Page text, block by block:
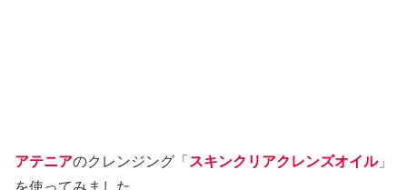
アテニアのクレンジング「 スキンクリアクレンズオイル」
を使ってみました。